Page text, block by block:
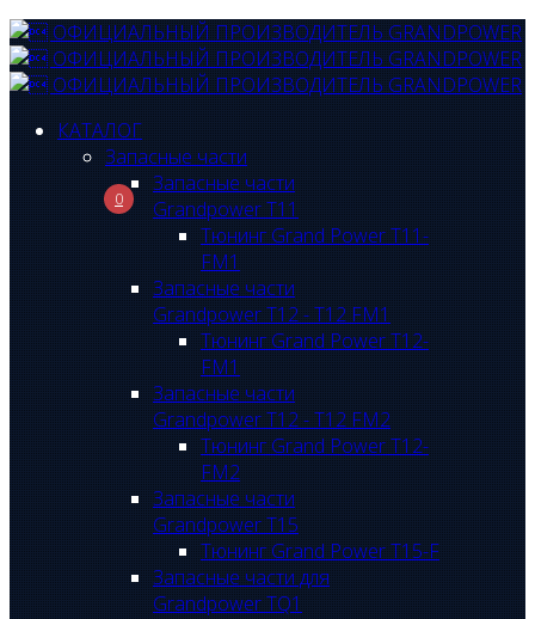
0
КАТАЛОГ
Запасные части
Запасные части
Grandpower T11
Тюнинг Grand Power T11-
FM1
Запасные части
Grandpower T12 - T12 FM1
Тюнинг Grand Power T12-
FM1
Запасные части
Grandpower T12 - T12 FM2
Тюнинг Grand Power T12-
FM2
Запасные части
Grandpower T15
Тюнинг Grand Power T15-F
Запасные части для
Grandpower TQ1